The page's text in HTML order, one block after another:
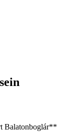
Balatonboglár**